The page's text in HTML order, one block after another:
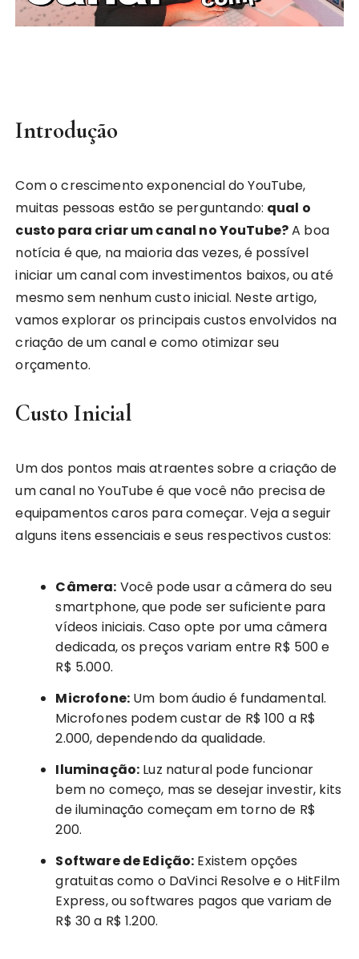
Introdução
Com o crescimento exponencial do YouTube,
muitas pessoas estão se perguntando: qual o
custo para criar um canal no YouTube?A boa
notícia é que, na maioria das vezes, é possível
iniciar um canal com investimentos baixos, ou até
mesmo sem nenhum custo inicial. Neste artigo,
vamos explorar os principais custos envolvidos na
criação de um canal e como otimizar seu
orçamento.
Custo Inicial
Um dos pontos mais atraentes sobre a criação de
um canal no YouTube é que você não precisa de
equipamentos caros para começar. Veja a seguir
alguns itens essenciais e seus respectivos custos:
Câmera: Você pode usar a câmera do seu
smartphone, que pode ser suficiente para
vídeos iniciais. Caso opte por uma câmera
dedicada, os preços variam entre R$ 500 e
R$ 5.000.
Microfone:Um bom áudio é fundamental.
Microfones podem custar de R$ 100 a R$
2.000, dependendo da qualidade.
Iluminação: Luz natural pode funcionar
bem no começo, mas se desejar investir, kits
de iluminação começam em torno de R$
200.
Software de Edição: Existem opções
gratuitas como o DaVinci Resolve e o HitFilm
Express, ou softwares pagos que variam de
R$ 30 a R$ 1.200.